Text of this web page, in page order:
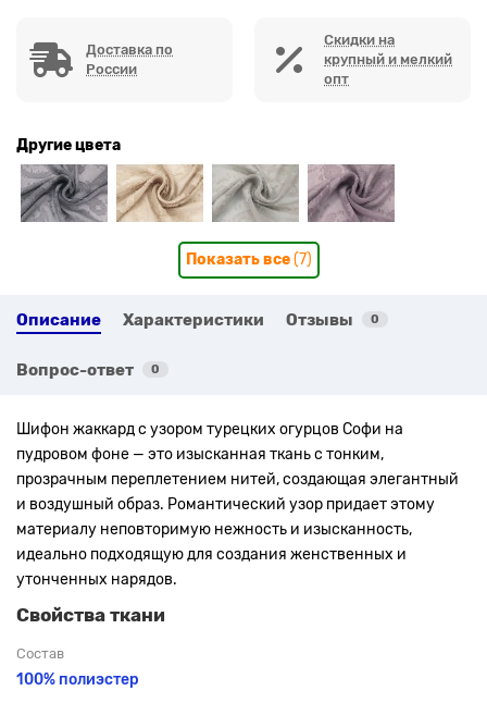
Доставка по
России
Скидки на
крупный и мелкий
опт
Другие цвета
Показать все(7)
Описание Характеристики Отзывы 0
Вопрос-ответ 0
Шифон жаккард с узором турецких огурцов Софи на
пудровом фоне — это изысканная ткань с тонким,
прозрачным переплетением нитей, создающая элегантный
и воздушный образ. Романтический узор придает этому
материалу неповторимую нежность и изысканность,
идеально подходящую для создания женственных и
утонченных нарядов.
Свойства ткани
Состав
100% полиэстер